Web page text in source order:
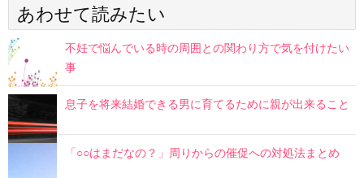
あわせて読みたい
不妊で悩んでいる時の周囲との関わり方で気を付けたい
事
息子を将来結婚できる男に育てるために親が出来ること
「○○はまだなの？」周りからの催促への対処法まとめ